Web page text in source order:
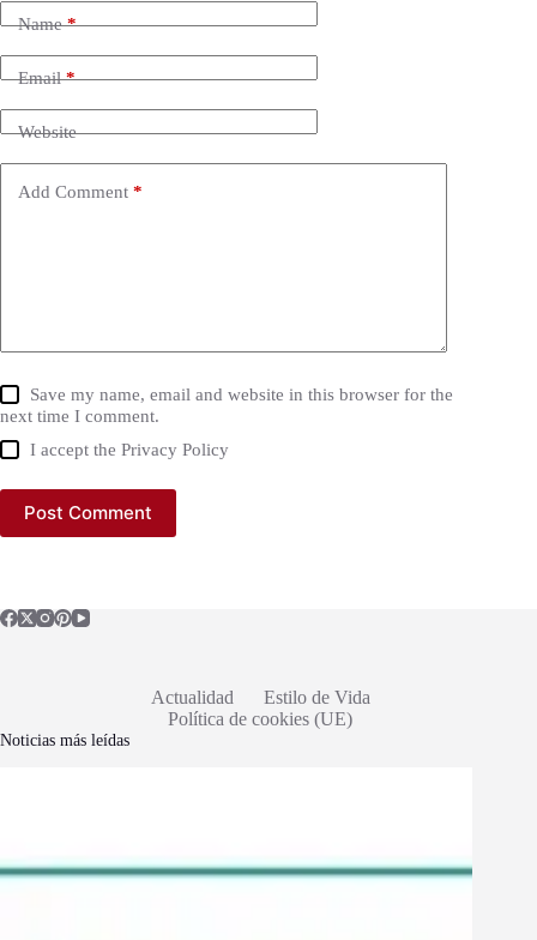
Name*
Email*
Website
Add Comment *
Save my name, email and website in this browser for the
next time I comment.
I accept thePrivacy Policy
Post Comment
Actualidad
Estilo de Vida
Política de cookies (UE)
Noticias más leídas